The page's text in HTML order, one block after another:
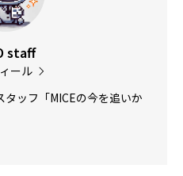
staff
ール
タッフ「MICEの今を追いか